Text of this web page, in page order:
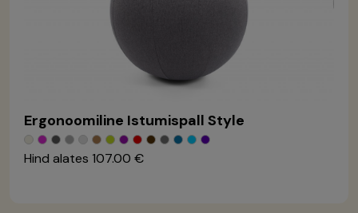
Ergonoomiline Istumispall Style
Hind alates 107.00 €